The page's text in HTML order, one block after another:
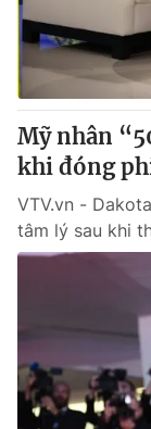
Mỹ nhân
khi đóng
VTV.vn -
tâm lý sau khi